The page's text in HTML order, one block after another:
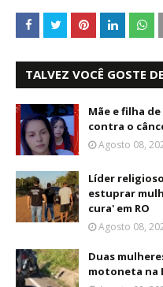
TALVEZ VOCÊ GOSTE
Mãe e filha
contra o
Agosto 08,
Líder
estuprar
cura' em RO
Agosto 08,
Duas
motoneta na